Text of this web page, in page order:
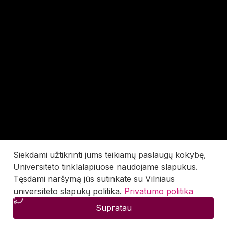
Siekdami užtikrinti jums teikiamų paslaugų kokybę,
Universiteto tinklalapiuose naudojame slapukus.
Tęsdami naršymą jūs sutinkate su Vilniaus
universiteto slapukų politika. Privatumo politika
Supratau